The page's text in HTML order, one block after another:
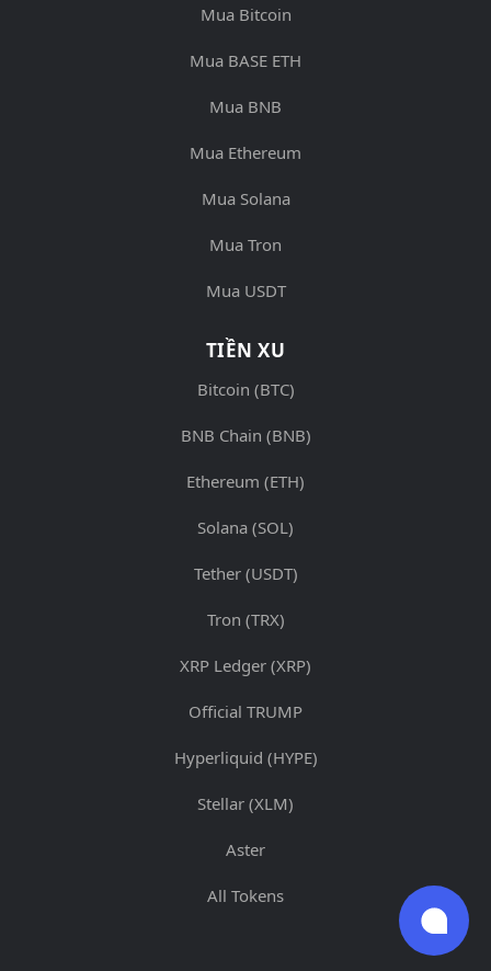
Mua Bitcoin
Mua BASE ETH
Mua BNB
Mua Ethereum
Mua Solana
Mua Tron
Mua USDT
TIỀN XU
Bitcoin (BTC)
BNB Chain (BNB)
Ethereum (ETH)
Solana (SOL)
Tether (USDT)
Tron (TRX)
XRP Ledger (XRP)
Official TRUMP
Hyperliquid (HYPE)
Stellar (XLM)
Aster
All Tokens